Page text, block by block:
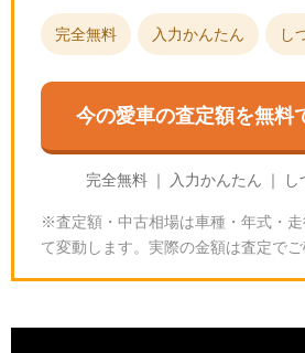
完全無料 入力かんたん し
今の愛車の査定額を無料
完全無料 ｜ 入力かんたん ｜ し
※査定額・中古相場は車種・年式・
て変動します。実際の金額は査定でご
グランツーリスモ7の'95モデル｜